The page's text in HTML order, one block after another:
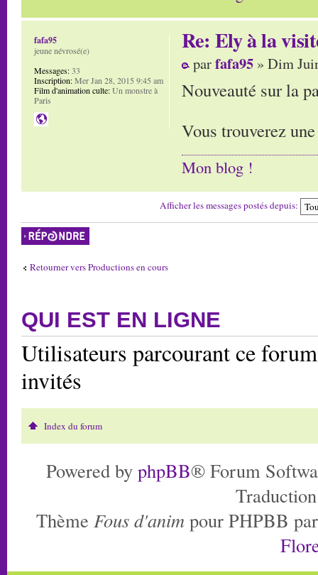
Re: Ely à la
parfafa95 » Dim
Nouveauté sur la
Vous trouverez
Mon blog !
fafa95
jeune névrosé(e)
Messages:33
Inscription:Mer Jan 28, 2015 9:45 am
Film d'animation culte:Un monstre à
Paris
Afficher les messages postés depuis:
Répondre
Retourner vers Productions en cours
QUI EST EN LIGNE
Utilisateurs parcourant ce
invités
Index du forum
Powered by phpBB® Forum
Thème Fous d'anim pour PHPBB